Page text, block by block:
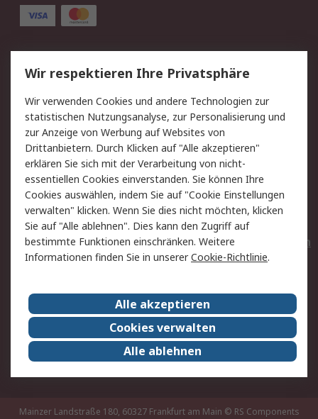
Service
Value Added Services
Lieferlösungen
Rücksendungen
Kontakt
Hilfe
Privatkunden
Rechtliches
AGB
Datenschutz
Cookie-Richtlinie
Zahlungsbedingungen
Copyright/Impressum
Entsorgung
Elektrogeräte/Batterien
RS weltweit
Karriere bei RS
Nachhaltigkeit
Qualität/Umwelt/ZertifikatePresse-Center
Event-Center
Mainzer Landstraße 180, 60327 Frankfurt am Main © RS Components
Wir respektieren Ihre Privatsphäre
Wir verwenden Cookies und andere Technologien zur
statistischen Nutzungsanalyse, zur Personalisierung und
zur Anzeige von Werbung auf Websites von
Drittanbietern. Durch Klicken auf "Alle akzeptieren"
erklären Sie sich mit der Verarbeitung von nicht-
essentiellen Cookies einverstanden. Sie können Ihre
Cookies auswählen, indem Sie auf "Cookie Einstellungen
verwalten" klicken. Wenn Sie dies nicht möchten, klicken
Sie auf "Alle ablehnen". Dies kann den Zugriff auf
bestimmte Funktionen einschränken. Weitere
Informationen finden Sie in unsererCookie-Richtlinie.
Alle akzeptieren
Cookies verwalten
Alle ablehnen